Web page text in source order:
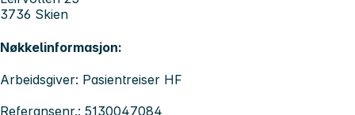
3736 Skien
Nøkkelinformasjon:
Arbeidsgiver: Pasientreiser HF
Referansenr.: 5130047084